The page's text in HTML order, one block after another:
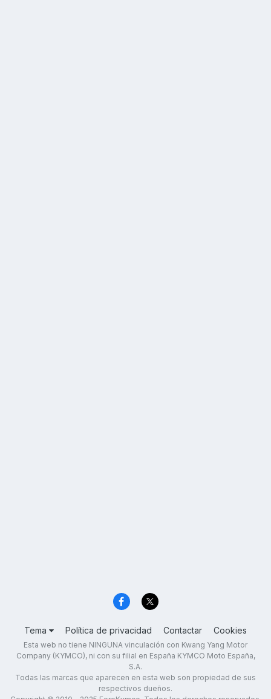
Tema Política de privacidad Contactar Cookies
Esta web no tiene NINGUNA vinculación con Kwang Yang Motor
Company (KYMCO), ni con su filial en España KYMCO Moto España,
S.A.
Todas las marcas que aparecen en esta web son propiedad de sus
respectivos dueños.